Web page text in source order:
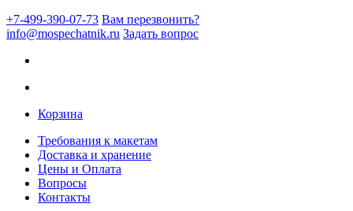
+7-499-390-07-73 Вам перезвонить?
info@mospechatnik.ru Задать вопрос
Корзина
Требования к макетам
Доставка и хранение
Цены и Оплата
Вопросы
Контакты